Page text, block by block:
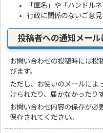
「匿名」や「ハンドル
行政に関係のないご意
投稿者への通知メール
お問い合わせの投稿時には投
びます。
ただし、お使いのメールによ
けられたり、届かなかったり
お問い合わせ内容の保存が必
保存されてください。